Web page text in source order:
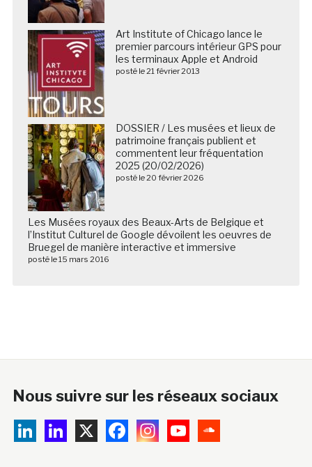
Art Institute of Chicago lance le
premier parcours intérieur GPS pour
les terminaux Apple et Android
posté le 21 février 2013
DOSSIER / Les musées et lieux de
patrimoine français publient et
commentent leur fréquentation
2025 (20/02/2026)
posté le 20 février 2026
Les Musées royaux des Beaux-Arts de Belgique et
l’Institut Culturel de Google dévoilent les oeuvres de
Bruegel de manière interactive et immersive
posté le 15 mars 2016
Nous suivre sur les réseaux sociaux